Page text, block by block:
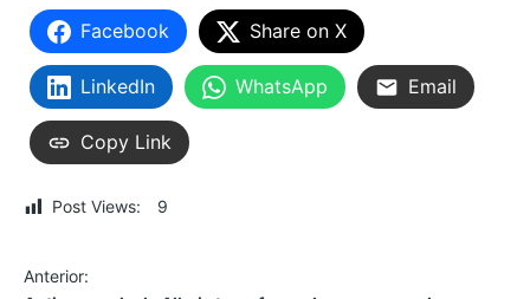
Facebook Share on X
LinkedIn WhatsApp Email
Copy Link
Post Views: 9
N
Anterior: